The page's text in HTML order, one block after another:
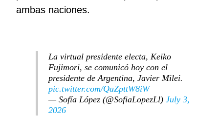
ambas naciones.
La virtual presidente electa, Keiko
Fujimori, se comunicó hoy con el
presidente de Argentina, Javier Milei.
pic.twitter.com/QaZpttW8iW
— Sofía López (@SofiaLopezLl) July 3,
2026